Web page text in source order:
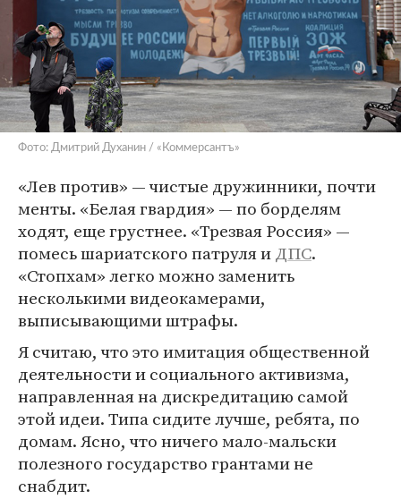
Фото: Дмитрий Духанин / «Коммерсантъ»
«Лев против» — чистые дружинники, почти
менты. «Белая гвардия» — по борделям
ходят, еще грустнее. «Трезвая Россия» —
помесь шариатского патруля иДПС.
«Стопхам» легко можно заменить
несколькими видеокамерами,
выписывающими штрафы.
Я считаю, что это имитация общественной
деятельности и социального активизма,
направленная на дискредитацию самой
этой идеи. Типа сидите лучше, ребята, по
домам. Ясно, что ничего мало-мальски
полезного государство грантами не
снабдит.